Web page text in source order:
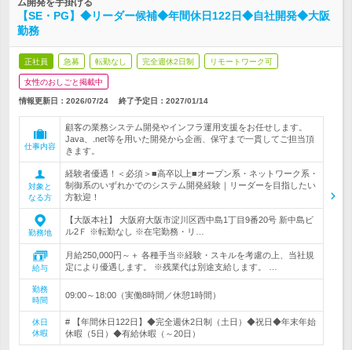
ム開発を手掛ける
【SE・PG】◆リーダー候補◆年間休日122日◆自社開発◆大阪
勤務
正社員 急募 転勤なし 完全週休2日制 リモートワーク可
女性のおしごと掲載中
情報更新日：2026/07/24 終了予定日： 2027/01/14
仕事内容
顧客の業務システム開発やインフラ運用支援をお任せします。
Java、.net等を用いた開発から企画、保守まで一貫してご担当頂
きます。
対象と
なる方
経験者優遇！＜必須＞■高卒以上■オープン系・ネットワーク系・
制御系のいずれかでのシステム開発経験｜リーダーを目指したい
方歓迎！
勤務地
【大阪本社】 大阪府大阪市淀川区西中島1丁目9番20号 新中島ビ
ル2Ｆ ※転勤なし ※在宅勤務・リ…
給与
月給250,000円～＋ 各種手当※経験・スキルを考慮の上、当社規
定により優遇します。 ※残業代は別途支給します。 …
勤務
時間
09:00～18:00（実働8時間／休憩1時間）
休日
休暇
# 【年間休日122日】◆完全週休2日制（土日）◆祝日◆年末年始
休暇（5日）◆有給休暇（～20日）